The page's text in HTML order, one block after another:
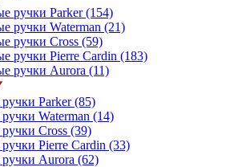
ручки Parker (154)
ручки Waterman (21)
ручки Cross (59)
ручки Pierre Cardin (183)
ручки Aurora (11)
Parker (85)
Waterman (14)
Cross (39)
Pierre Cardin (33)
Aurora (62)